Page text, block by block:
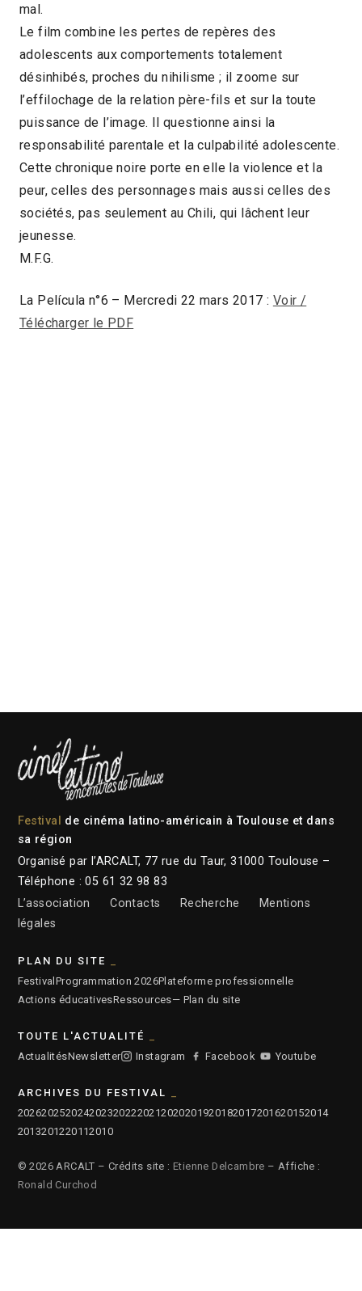
mal.
Le film combine les pertes de repères des
adolescents aux comportements totalement
désinhibés, proches du nihilisme ; il zoome sur
l’effilochage de la relation père-fils et sur la toute
puissance de l’image. Il questionne ainsi la
responsabilité parentale et la culpabilité adolescente.
Cette chronique noire porte en elle la violence et la
peur, celles des personnages mais aussi celles des
sociétés, pas seulement au Chili, qui lâchent leur
jeunesse.
M.F.G.
La Película n°6 – Mercredi 22 mars 2017 : Voir /
Télécharger le PDF
Festival
de cinéma latino-américain à Toulouse et dans
sa région
Organisé par l’ARCALT, 77 rue du Taur, 31000 Toulouse –
Téléphone : 05 61 32 98 83
L’association
Contacts Recherche
Mentions
légales
PLAN DU SITE
Festival Programmation 2026Plateforme professionnelle
Actions éducativesRessources— Plan du site
TOUTE L'ACTUALITÉ
ActualitésNewsletter Instagram Facebook Youtube
ARCHIVES DU FESTIVAL
2026202520242023202220212020201920182017201620152014
2013201220112010
© 2026 ARCALT – Crédits site : Etienne Delcambre – Affiche :
Ronald Curchod